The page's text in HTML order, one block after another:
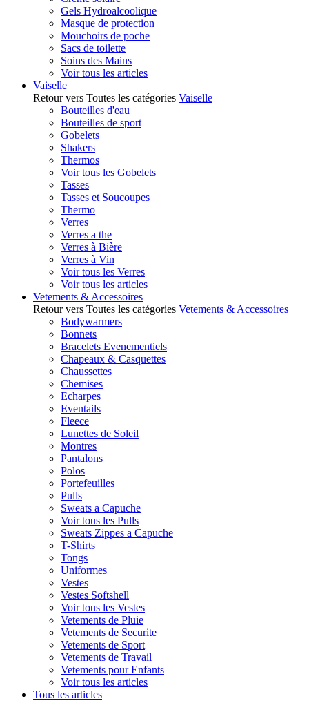
Gels Hydroalcoolique
Masque de protection
Mouchoirs de poche
Sacs de toilette
Soins des Mains
Voir tous les articles
Vaiselle
Retour vers Toutes les catégories Vaiselle
Bouteilles d'eau
Bouteilles de sport
Gobelets
Shakers
Thermos
Voir tous les Gobelets
Tasses
Tasses et Soucoupes
Thermo
Verres
Verres a the
Verres à Bière
Verres à Vin
Voir tous les Verres
Voir tous les articles
Vetements & Accessoires
Retour vers Toutes les catégories Vetements & Accessoires
Bodywarmers
Bonnets
Bracelets Evenementiels
Chapeaux & Casquettes
Chaussettes
Chemises
Echarpes
Eventails
Fleece
Lunettes de Soleil
Montres
Pantalons
Polos
Portefeuilles
Pulls
Sweats a Capuche
Voir tous les Pulls
Sweats Zippes a Capuche
T-Shirts
Tongs
Uniformes
Vestes
Vestes Softshell
Voir tous les Vestes
Vetements de Pluie
Vetements de Securite
Vetements de Sport
Vetements de Travail
Vetements pour Enfants
Voir tous les articles
Tous les articles